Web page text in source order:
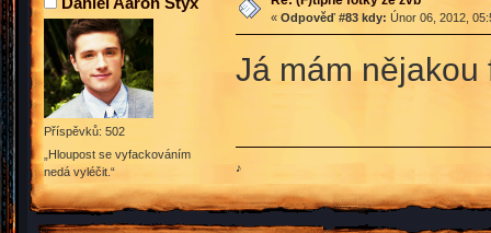
Příspěvků: 502
„Hloupost se vyfackováním
nedá vyléčit.“
« Odpověď #83 kdy: Únor 06, 2012,
Já mám
♪